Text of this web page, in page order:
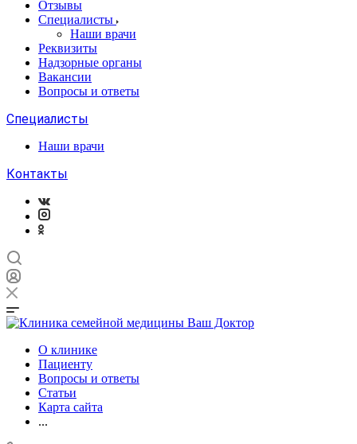
Отзывы
Специалисты
Наши врачи
Реквизиты
Надзорные органы
Вакансии
Вопросы и ответы
Специалисты
Наши врачи
Контакты
О клинике
Пациенту
Вопросы и ответы
Статьи
Карта сайта
...